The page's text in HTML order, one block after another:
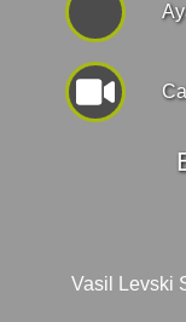
Vasil Levski